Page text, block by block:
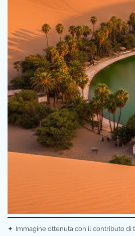
✦ Immagine ottenuta con il contributo di